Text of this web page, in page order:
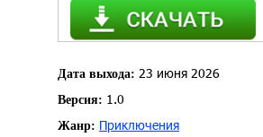
Дата выхода: 23 июня 2026
Версия: 1.0
Жанр: Приключения